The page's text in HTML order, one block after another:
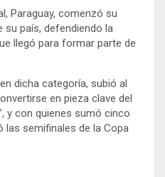
Paraguay, comenzó su
su país, defendiendo la
llegó para formar parte de
dicha categoría, subió al
en pieza clave del
y con quienes sumó cinco
semifinales de la Copa